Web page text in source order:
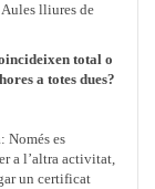
lliures de
total o
a totes dues?
Només es
a l’altra activitat,
un certificat